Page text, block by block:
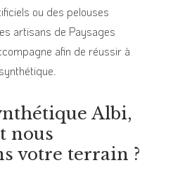
ou des pelouses
artisans de Paysages
afin de réussir à
Albi,
nous
votre terrain ?